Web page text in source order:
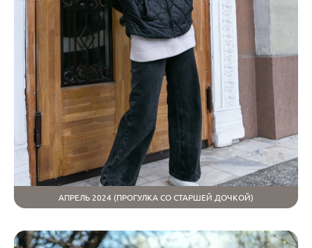
АПРЕЛЬ 2024 (ПРОГУЛКА СО СТАРШЕЙ ДОЧКОЙ)